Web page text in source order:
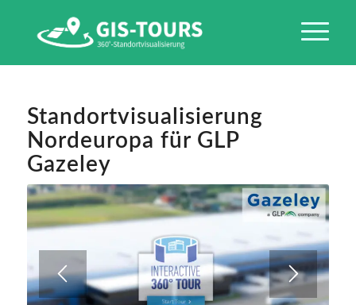
Standortvisualisierung
Nordeuropa für GLP
Gazeley